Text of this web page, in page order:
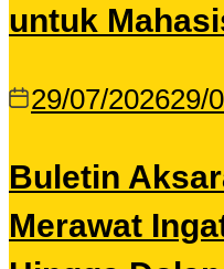
untuk
29/07/202629/
Buletin
Merawat